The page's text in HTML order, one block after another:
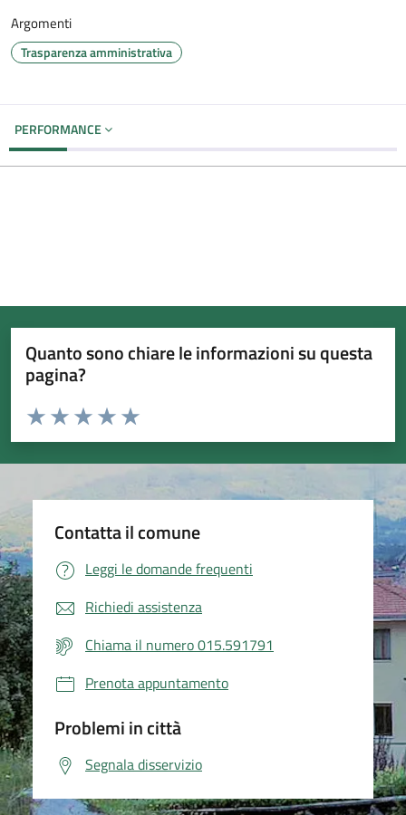
Argomenti
Trasparenza amministrativa
PERFORMANCE
Quanto sono chiare le informazioni su questa
pagina?
Valuta da 1 a 5 stelle la pagina
Valuta 5 stelle su 5
Valuta 4 stelle su 5
Valuta 3 stelle su 5
Valuta 2 stelle su 5
Valuta 1 stelle su 5
Contatta il comune
Leggi le domande frequenti
Richiedi assistenza
Chiama il numero 015.591791
Prenota appuntamento
Problemi in città
Segnala disservizio